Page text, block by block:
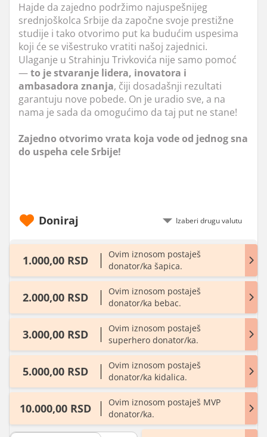
Hajde da zajedno podržimo najuspešnijeg
srednjoškolca Srbije da započne svoje prestižne
studije i tako otvorimo put ka budućim uspesima
koji će se višestruko vratiti našoj zajednici.
Ulaganje u Strahinju Trivkovića nije samo pomoć
—to je stvaranje lidera, inovatora i
ambasadora znanja, čiji dosadašnji rezultati
garantuju nove pobede. On je uradio sve, a na
nama je sada da omogućimo da taj put ne stane!
Zajedno otvorimo vrata koja vode od jednog sna
do uspeha cele Srbije!
Doniraj
1.000,00 RSD
Ovim iznosom postaješ
donator/ka šapica.
2.000,00 RSD
Ovim iznosom postaješ
donator/ka bebac.
3.000,00 RSD
Ovim iznosom postaješ
superhero donator/ka.
5.000,00 RSD
Ovim iznosom postaješ
donator/ka kidalica.
10.000,00 RSD
Ovim iznosom postaješ MVP
donator/ka.